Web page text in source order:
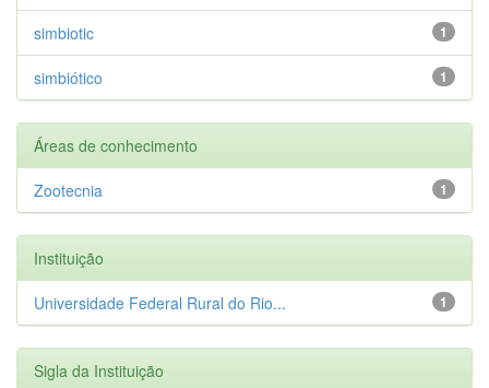
1
simbiotic
1
simbiótico
Áreas de conhecimento
1
Zootecnia
Instituição
1
Universidade Federal Rural do Rio...
Sigla da Instituição